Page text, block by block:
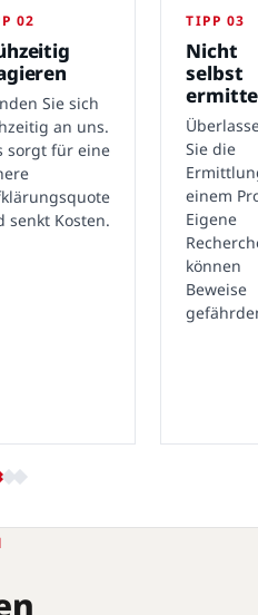
02
Sie sich
an uns.
sorgt für eine
senkt Kosten.
TIPP 03
Nicht
selbst
Sie die
einem
Eigene
können
Beweise